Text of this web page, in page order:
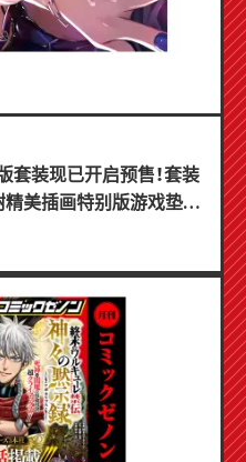
套装现已开启预售！套装
美插画特别版游戏垫！
将于10月20日发售！